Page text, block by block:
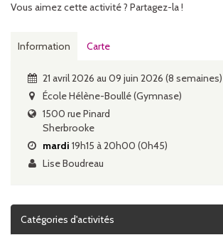
Vous aimez cette activité ? Partagez-la !
Information Carte
21 avril 2026 au 09 juin 2026 (8 semaines)
École Hélène-Boullé (Gymnase)
1500 rue Pinard
Sherbrooke
mardi 19h15 à 20h00 (0h45)
Lise Boudreau
Catégories d'activités